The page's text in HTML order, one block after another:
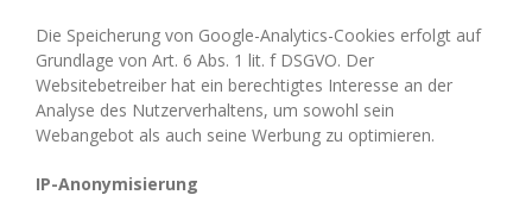
Die Speicherung von Google-Analytics-Cookies erfolgt auf
Grundlage von Art. 6 Abs. 1 lit. f DSGVO. Der
Websitebetreiber hat ein berechtigtes Interesse an der
Analyse des Nutzerverhaltens, um sowohl sein
Webangebot als auch seine Werbung zu optimieren.
IP-Anonymisierung